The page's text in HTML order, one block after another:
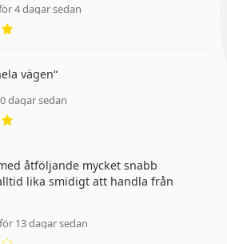
4 dagar sedan
Betyg 5 av 5
vägen
dagar sedan
Betyg 5 av 5
åtföljande mycket snabb
lika smidigt att handla från
13 dagar sedan
Betyg 4 av 5